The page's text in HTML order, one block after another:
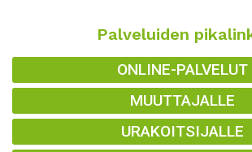
Palveluiden
ONLINE-PALVELUT
MUUTTAJALLE
URAKOITSIJALLE